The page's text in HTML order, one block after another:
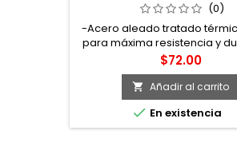
BARRA CUADRADA 5/16" X 6"
(0)
-Acero aleado tratado
para máxima resistencia y
Acabado cromado para
corrosión -Mango resistente
el desprendimiento o giro de
barrenado en la parte
facilita un mejor acomodo -
plana -Barra
Precio
$72.00
 Añadir al carrito
 En existencia